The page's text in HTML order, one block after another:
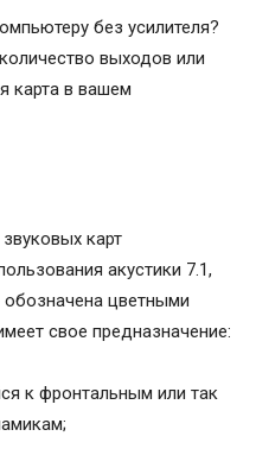
без усилителя?
выходов или
карта в вашем
карт
акустики 7.1,
обозначена цветными
свое предназначение:
к фронтальным или так